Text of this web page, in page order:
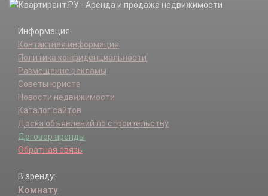
Информация:
Контактная информация
Политика конфиденциальности
Размещение рекламы
Советы юриста
Новости недвижимости
Каталог сайтов
Доска объявлений по строительству
Договор аренды
Обратная связь
В аренду:
Комнату